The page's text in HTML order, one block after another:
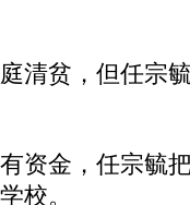
贫，但任宗
金，任宗毓
校。